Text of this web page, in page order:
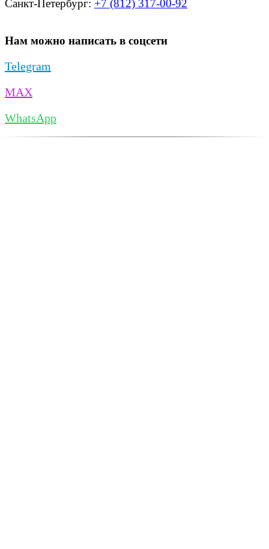
Санкт-Петербург: +7 (812) 317-00-92
Нам можно написать в соцсети
Telegram
MAX
WhatsApp